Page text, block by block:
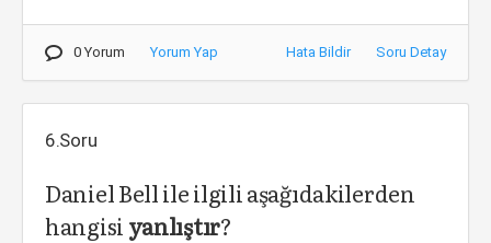
0 Yorum Yorum Yap Hata Bildir Soru Detay
6.Soru
Daniel Bell ile ilgili aşağıdakilerden
hangisi yanlıştır?